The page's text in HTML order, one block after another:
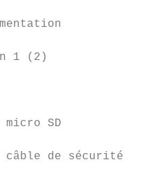
Gen 1 (2)
micro SD
câble de sécurité